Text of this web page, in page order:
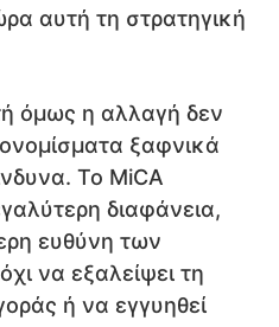
αυτή τη στρατηγική
όμως η αλλαγή δεν
ξαφνικά
Το MiCA
διαφάνεια,
ευθύνη των
να εξαλείψει τη
ή να εγγυηθεί